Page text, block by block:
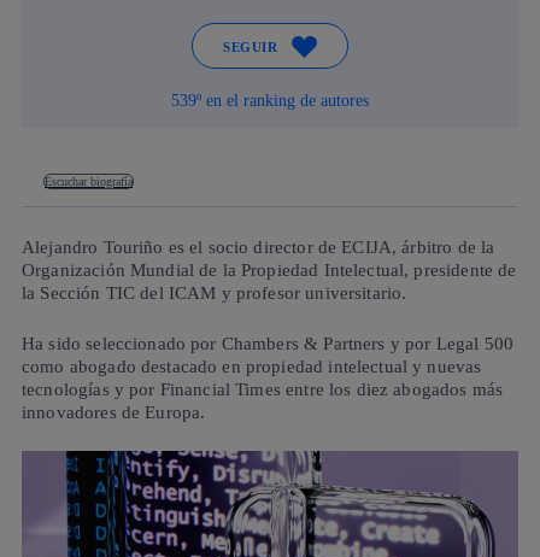
SEGUIR
539º en el ranking de autores
Escuchar biografía
Alejandro Touriño es el socio director de ECIJA, árbitro de la
Organización Mundial de la Propiedad Intelectual, presidente de
la Sección TIC del ICAM y profesor universitario.
Ha sido seleccionado por Chambers & Partners y por Legal 500
como abogado destacado en propiedad intelectual y nuevas
tecnologías y por Financial Times entre los diez abogados más
innovadores de Europa.